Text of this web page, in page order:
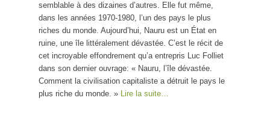
semblable à des dizaines d’autres. Elle fut même,
dans les années 1970-1980, l’un des pays le plus
riches du monde. Aujourd’hui, Nauru est un État en
ruine, une île littéralement dévastée. C’est le récit de
cet incroyable effondrement qu’a entrepris Luc Folliet
dans son dernier ouvrage: « Nauru, l’île dévastée.
Comment la civilisation capitaliste a détruit le pays le
plus riche du monde. » Lire la suite…